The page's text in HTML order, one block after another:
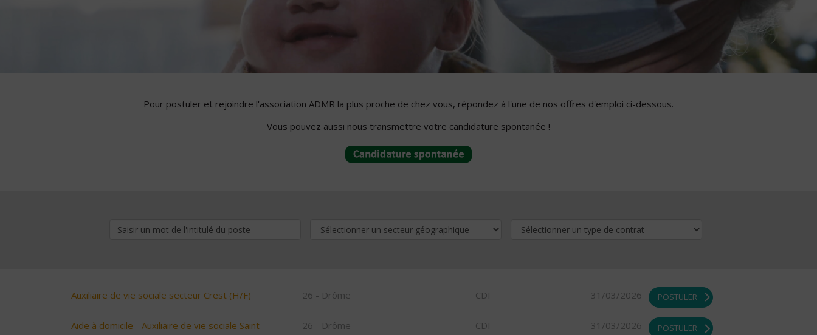
Pour postuler et rejoindre l'association ADMR la plus proche de chez vous, répondez à l'une de nos offres d'emploi ci-dessous.
Vous pouvez aussi nous transmettre votre candidature spontanée !
Auxiliaire de vie sociale secteur Crest (H/F) 26 - Drôme CDI 31/03/2026 POSTULER
Aide à domicile - Auxiliaire de vie sociale Saint
26 - Drôme CDI 31/03/2026 POSTULER